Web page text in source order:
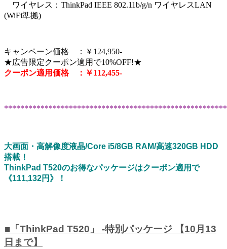
ワイヤレス：ThinkPad IEEE 802.11b/g/n ワイヤレスLAN
(WiFi準拠)
キャンペーン価格 ：￥124,950-
★広告限定クーポン適用で10%OFF!★
クーポン適用価格 ：￥112,455-
大画面・高解像度液晶/Core i5/8GB RAM/高速320GB HDD
搭載！
ThinkPad T520のお得なパッケージはクーポン適用で
《111,132円》！
■「ThinkPad T520」 -特別パッケージ 【10月13
日まで】